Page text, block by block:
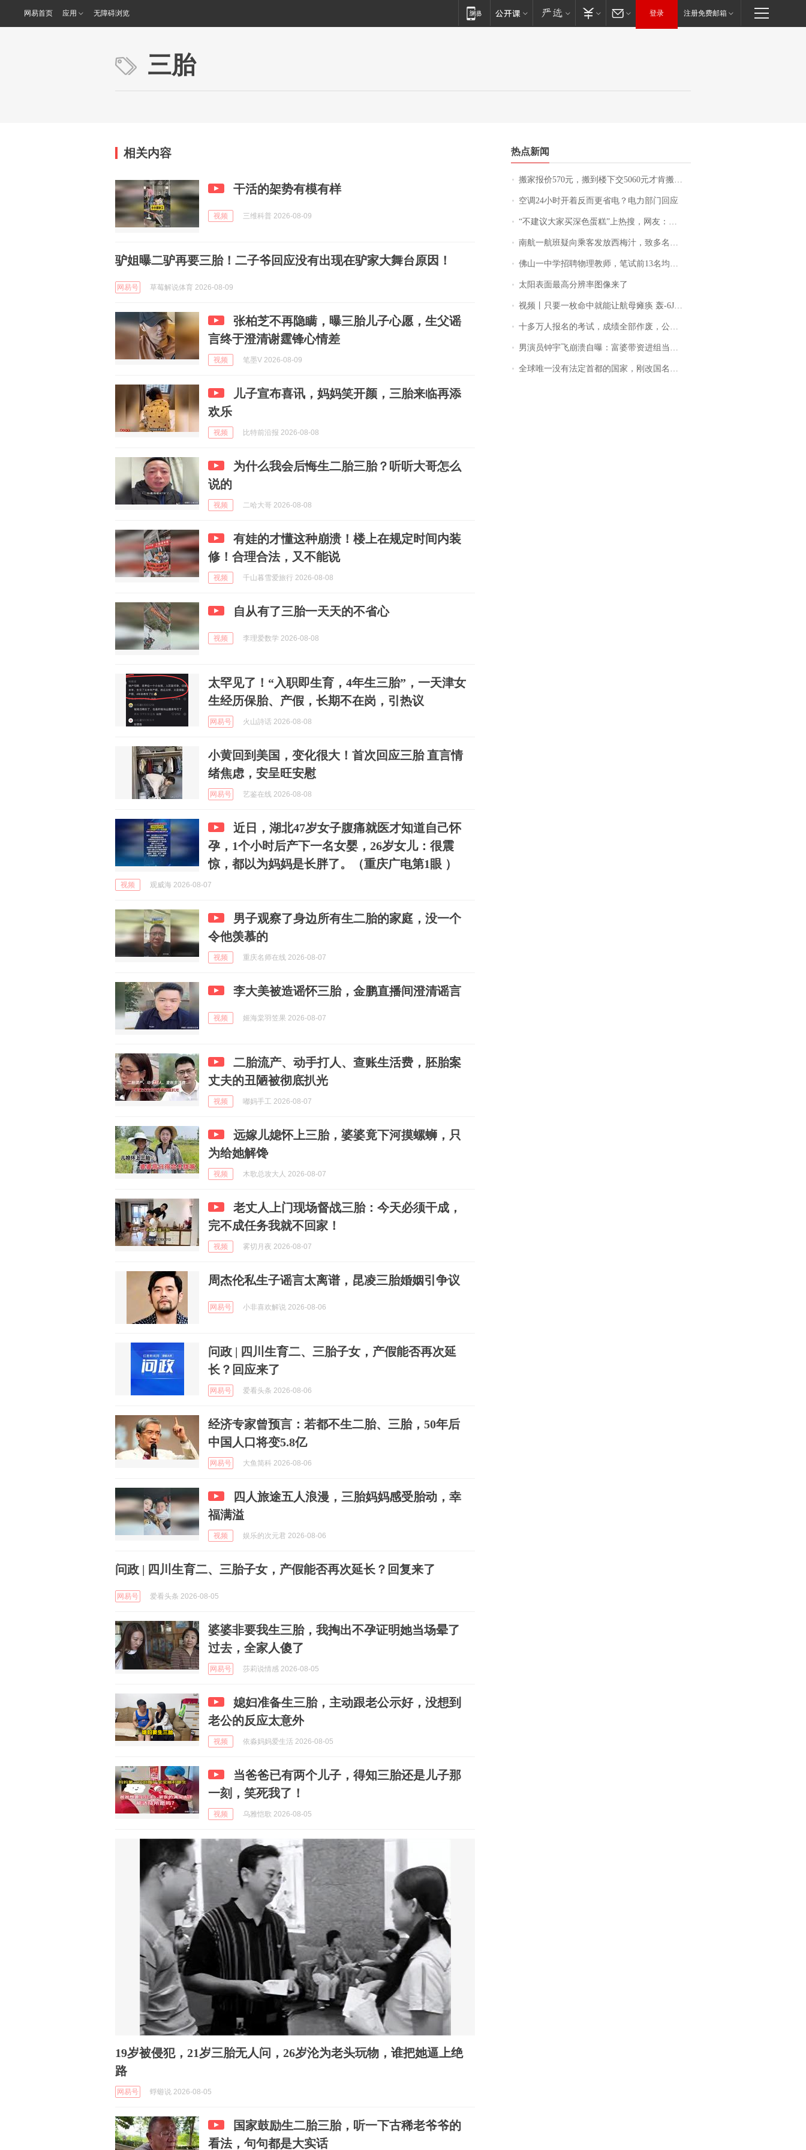
网易首页 应用 无障碍浏览 登录 注册免费邮箱
三胎
相关内容
干活的架势有模有样
视频 三维科普 2026-08-09
驴姐曝二驴再要三胎！二子爷回应没有出现在驴家大舞台原因！
网易号 草莓解说体育 2026-08-09
张柏芝不再隐瞒，曝三胎儿子心愿，生父谣
言终于澄清谢霆锋心情差
视频 笔墨V 2026-08-09
儿子宣布喜讯，妈妈笑开颜，三胎来临再添
欢乐
视频 比特前沿报 2026-08-08
为什么我会后悔生二胎三胎？听听大哥怎么
说的
视频 二哈大哥 2026-08-08
有娃的才懂这种崩溃！楼上在规定时间内装
修！合理合法，又不能说
视频 千山暮雪爱旅行 2026-08-08
自从有了三胎一天天的不省心
视频 李理爱数学 2026-08-08
太罕见了！“入职即生育，4年生三胎”，一天津女
生经历保胎、产假，长期不在岗，引热议
网易号 火山詩话 2026-08-08
小黄回到美国，变化很大！首次回应三胎 直言情
绪焦虑，安呈旺安慰
网易号 艺鉴在线 2026-08-08
近日，湖北47岁女子腹痛就医才知道自己怀
孕，1个小时后产下一名女婴，26岁女儿：很震
惊，都以为妈妈是长胖了。（重庆广电第1眼 ）
视频 观威海 2026-08-07
男子观察了身边所有生二胎的家庭，没一个
令他羡慕的
视频 重庆名师在线 2026-08-07
李大美被造谣怀三胎，金鹏直播间澄清谣言
视频 姬海棠羽笠果 2026-08-07
二胎流产、动手打人、查账生活费，胚胎案
丈夫的丑陋被彻底扒光
视频 嘟妈手工 2026-08-07
远嫁儿媳怀上三胎，婆婆竟下河摸螺蛳，只
为给她解馋
视频 木歌总攻大人 2026-08-07
老丈人上门现场督战三胎：今天必须干成，
完不成任务我就不回家！
视频 雾切月夜 2026-08-07
周杰伦私生子谣言太离谱，昆凌三胎婚姻引争议
网易号 小非喜欢解说 2026-08-06
问政 | 四川生育二、三胎子女，产假能否再次延
长？回应来了
网易号 爱看头条 2026-08-06
经济专家曾预言：若都不生二胎、三胎，50年后
中国人口将变5.8亿
网易号 大鱼简科 2026-08-06
四人旅途五人浪漫，三胎妈妈感受胎动，幸
福满溢
视频 娱乐的次元君 2026-08-06
问政 | 四川生育二、三胎子女，产假能否再次延长？回复来了
网易号 爱看头条 2026-08-05
婆婆非要我生三胎，我掏出不孕证明她当场晕了
过去，全家人傻了
网易号 莎莉说情感 2026-08-05
媳妇准备生三胎，主动跟老公示好，没想到
老公的反应太意外
视频 依淼妈妈爱生活 2026-08-05
当爸爸已有两个儿子，得知三胎还是儿子那
一刻，笑死我了！
视频 乌雅恺歌 2026-08-05
19岁被侵犯，21岁三胎无人问，26岁沦为老头玩物，谁把她逼上绝
路
网易号 蜉蝣说 2026-08-05
国家鼓励生二胎三胎，听一下古稀老爷爷的
看法，句句都是大实话
热点新闻
搬家报价570元，搬到楼下交5060元才肯搬上楼！女子傻眼了……
空调24小时开着反而更省电？电力部门回应
“不建议大家买深色蛋糕”上热搜，网友：天塌了！
南航一航班疑向乘客发放西梅汁，致多名乘客在飞行途中排队上厕所！乘客：机上100多人只有2个厕所；客服回应：并非每架飞机都会发放西梅汁
佛山一中学招聘物理教师，笔试前13名均遭淘汰？教育局：已叫停招聘，成立调查组全面核查
太阳表面最高分辨率图像来了
视频丨只要一枚命中就能让航母瘫痪 轰-6J实力有多强？
十多万人报名的考试，成绩全部作废，公平么？
男演员钟宇飞崩溃自曝：富婆带资进组当女主角，50多集短剧强加60余场吻戏......不敢得罪只能强忍
全球唯一没有法定首都的国家，刚改国名，总统就邀请中国大使骑行绕了几乎整个国境线一圈，还曾两次到中国寻根